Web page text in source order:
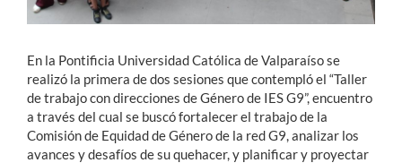
English
En la Pontificia Universidad Católica de Valparaíso se
realizó la primera de dos sesiones que contempló el “Taller
de trabajo con direcciones de Género de IES G9”, encuentro
a través del cual se buscó fortalecer el trabajo de la
Comisión de Equidad de Género de la red G9, analizar los
avances y desafíos de su quehacer, y planificar y proyectar